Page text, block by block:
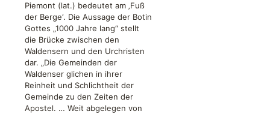
Piemont (lat.) bedeutet am ‚Fuß
der Berge‘. Die Aussage der Botin
Gottes „1000 Jahre lang“ stellt
die Brücke zwischen den
Waldensern und den Urchristen
dar. „Die Gemeinden der
Waldenser glichen in ihrer
Reinheit und Schlichtheit der
Gemeinde zu den Zeiten der
Apostel. … Weit abgelegen von